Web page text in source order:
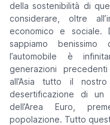
della sostenibilità di
considerare, oltre
economico e sociale.
sappiamo
l’automobile è
generazioni
all’Asia tutto il
desertificazione di un
dell’Area Euro,
popolazione. Tutto